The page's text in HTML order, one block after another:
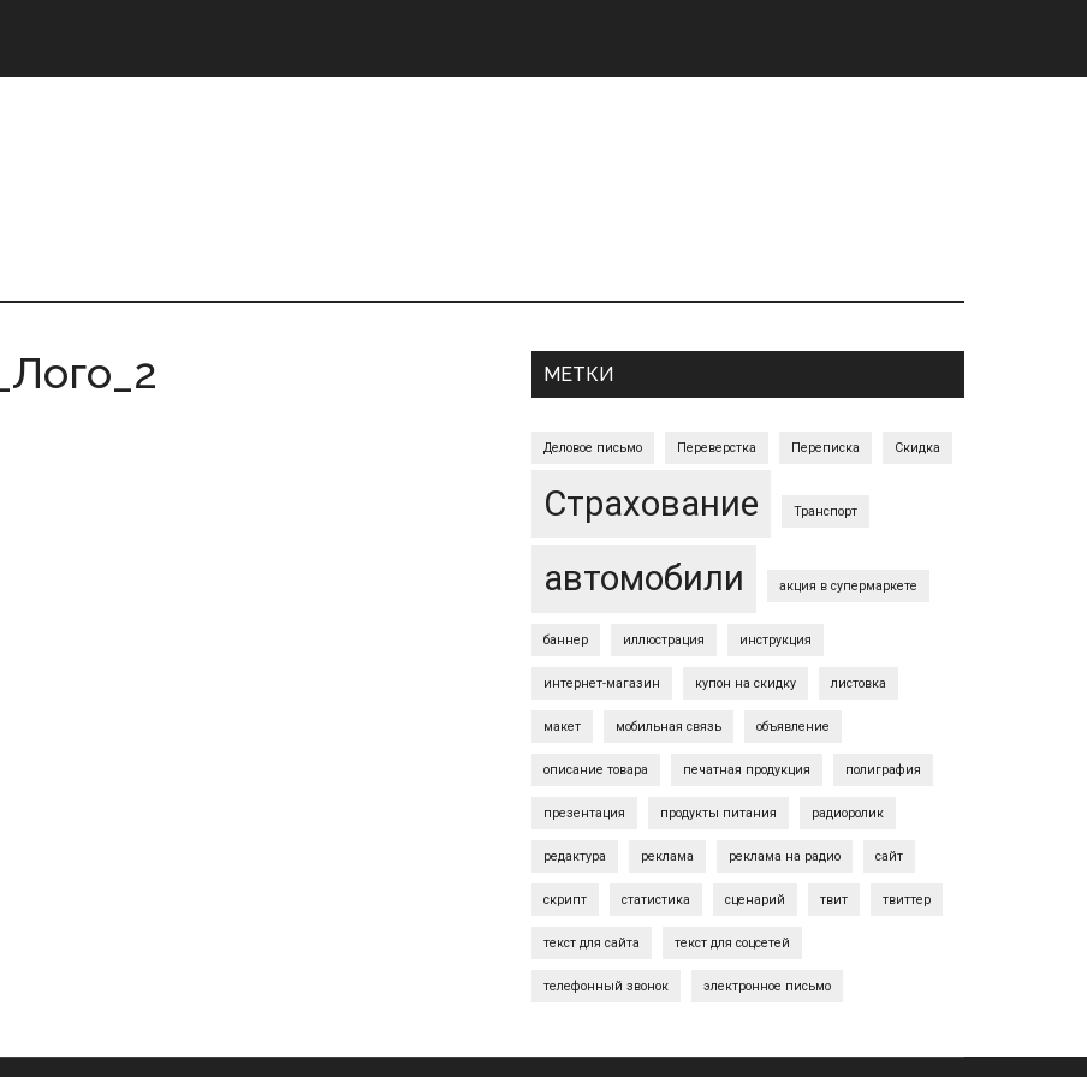
Primary
МЕТКИ
Деловое письмо Переверстка Переписка Скидка
Страхование Транспорт
автомобили акция в супермаркете
баннер иллюстрация инструкция
интернет-магазин купон на скидку листовка
макет мобильная связь объявление
описание товара печатная продукция полиграфия
презентация продукты питания радиоролик
редактура реклама реклама на радио сайт
скрипт статистика сценарий твит твиттер
текст для сайта текст для соцсетей
телефонный звонок электронное письмо